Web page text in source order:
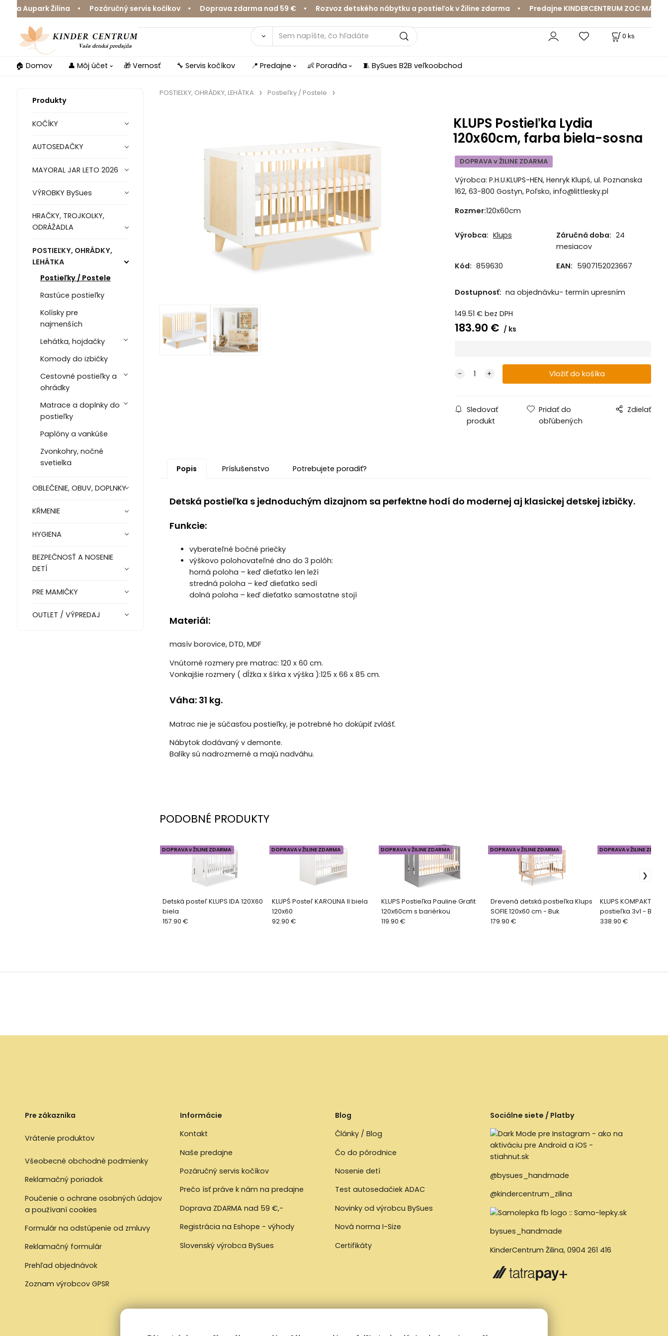
Aupark Žilina • Pozáručný servis kočíkov • Doprava zdarma nad 59 € • Rozvoz detského nábytku a postieľok v Žiline zdarma • Predajne KINDERCENTRUM ZOC MAX a
0 ks
🏠 Domov 👤 Môj účet 🎁 Vernosť 🔧 Servis kočíkov 📍 Predajne 👶 Poradňa 🧵 BySues B2B veľkoobchod
Produkty
KOČÍKY
AUTOSEDAČKY
MAYORAL JAR LETO 2026
VÝROBKY BySues
HRAČKY, TROJKOLKY,
ODRÁŽADLA
POSTIEĽKY, OHRÁDKY,
LEHÁTKA
Postieľky / Postele
Rastúce postieľky
Kolísky pre
najmenších
Lehátka, hojdačky
Komody do izbičky
Cestovné postieľky a
ohrádky
Matrace a doplnky do
postieľky
Paplóny a vankúše
Zvonkohry, nočné
svetielka
OBLEČENIE, OBUV, DOPLNKY
KŔMENIE
HYGIENA
BEZPEČNOSŤ A NOSENIE
DETÍ
PRE MAMIČKY
OUTLET / VÝPREDAJ
POSTIEĽKY, OHRÁDKY, LEHÁTKA Postieľky / Postele
KLUPS Postieľka Lydia
120x60cm, farba biela-sosna
DOPRAVA v ŽILINE ZDARMA
Výrobca: P.H.U.KLUPS-HEN, Henryk Klupś, ul. Poznanska
162, 63-800 Gostyn, Poľsko, info@littlesky.pl
Rozmer:120x60cm
Výrobca: Klups Záručná doba: 24
mesiacov
Kód: 859630 EAN: 5907152023667
Dostupnosť: na objednávku- termín upresním
149.51 € bez DPH
183.90 € ks
Sledovať
produkt
Pridať do
obľúbených
Zdielať
Popis Príslušenstvo Potrebujete poradiť?
Detská postieľka s jednoduchým dizajnom sa perfektne hodí do modernej aj klasickej detskej izbičky.
Funkcie:
vyberateľné bočné priečky
výškovo polohovateľné dno do 3 polôh:
horná poloha – keď dieťatko len leží
stredná poloha – keď dieťatko sedí
dolná poloha – keď dieťatko samostatne stojí
Materiál:
masív borovice, DTD, MDF
Vnútorné rozmery pre matrac: 120 x 60 cm.
Vonkajšie rozmery ( dĺžka x šírka x výška ):125 x 66 x 85 cm.
Váha: 31 kg.
Matrac nie je súčasťou postieľky, je potrebné ho dokúpiť zvlášť.
Nábytok dodávaný v demonte.
Balíky sú nadrozmerné a majú nadváhu.
PODOBNÉ PRODUKTY
Detská posteľ KLUPS IDA 120X60
biela
DOPRAVA v ŽILINE ZDARMA
157.90 €
KLUPŚ Posteľ KAROLINA II biela
120x60
DOPRAVA v ŽILINE ZDARMA
92.90 €
KLUPS Postieľka Pauline Grafit
120x60cm s bariérkou
DOPRAVA v ŽILINE ZDARMA
119.90 €
Drevená detská postieľka Klups
SOFIE 120x60 cm - Buk
DOPRAVA v ŽILINE ZDARMA
179.90 €
KLUPS KOMPAKT
postieľka 3v1 - Buk
DOPRAVA v ŽILINE ZDARMA
338.90 €
Pre zákazníka
Vrátenie produktov
Všeobecné obchodné podmienky
Reklamačný poriadok
Poučenie o ochrane osobných údajov
a používaní cookies
Formulár na odstúpenie od zmluvy
Reklamačný formulár
Prehľad objednávok
Zoznam výrobcov GPSR
Informácie
Kontakt
Naše predajne
Pozáručný servis kočíkov
Prečo ísť práve k nám na predajne
Doprava ZDARMA nad 59 €,-
Registrácia na Eshope - výhody
Slovenský výrobca BySues
Blog
Články / Blog
Čo do pôrodnice
Nosenie detí
Test autosedačiek ADAC
Novinky od výrobcu BySues
Nová norma I-Size
Certifikáty
Sociálne siete / Platby
@bysues_handmade
@kindercentrum_zilina
bysues_handmade
KinderCentrum Žilina,0904 261 416